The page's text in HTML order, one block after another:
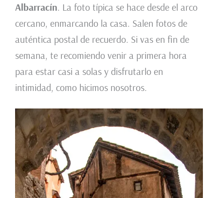
Albarracín. La foto típica se hace desde el arco
cercano, enmarcando la casa. Salen fotos de
auténtica postal de recuerdo. Si vas en fin de
semana, te recomiendo venir a primera hora
para estar casi a solas y disfrutarlo en
intimidad, como hicimos nosotros.